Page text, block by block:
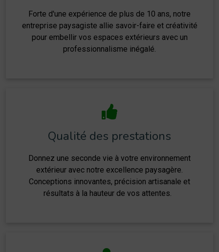
Forte d'une expérience de plus de 10 ans, notre
entreprise paysagiste allie savoir-faire et créativité
pour embellir vos espaces extérieurs avec un
professionnalisme inégalé.
Qualité des prestations
Donnez une seconde vie à votre environnement
extérieur avec notre excellence paysagère.
Conceptions innovantes, précision artisanale et
résultats à la hauteur de vos attentes.